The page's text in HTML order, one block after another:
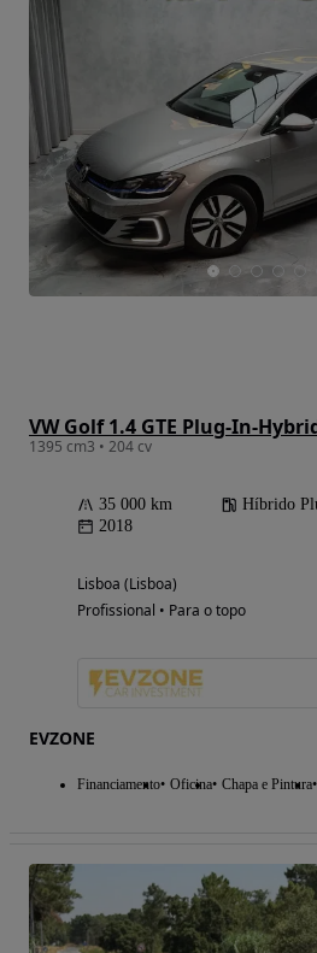
VW Golf 1.4 GTE Plug-In-
1395 cm3 • 204 cv
35 000 km Híbrido
2018
Lisboa (Lisboa)
Profissional • Para o topo
EVZONE
Financiamento Oficina Chapa e Pintura